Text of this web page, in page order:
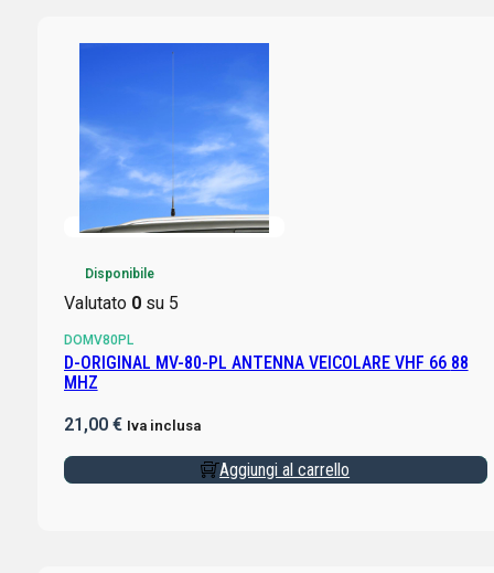
Disponibile
Valutato 0su 5
DOMV80PL
D-ORIGINAL MV-80-PL ANTENNA VEICOLARE VHF 66 88
MHZ
21,00 € Iva inclusa
Aggiungi al carrello